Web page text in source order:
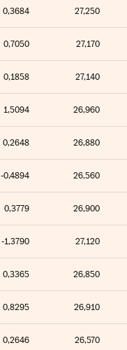
0,3684 27,250
0,7050 27,170
0,1858 27,140
1,5094 26,960
0,2648 26,880
-0,4894 26,560
0,3779 26,900
-1,3790 27,120
0,3365 26,850
0,8295 26,910
0,2646 26,570